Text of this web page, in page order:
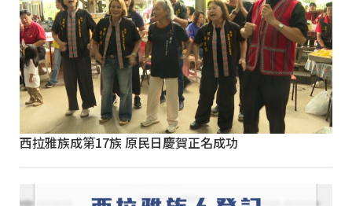
西拉雅族成第17族 原民日慶賀正名成功